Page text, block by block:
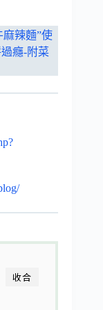
辣麵”使
癮-附菜
收合